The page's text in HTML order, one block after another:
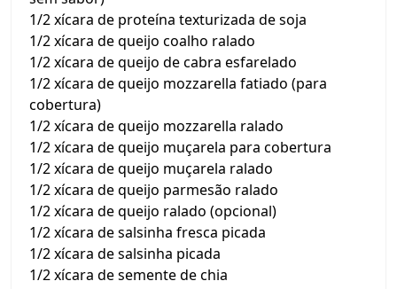
1/2 xícara de proteína texturizada de soja
1/2 xícara de queijo coalho ralado
1/2 xícara de queijo de cabra esfarelado
1/2 xícara de queijo mozzarella fatiado (para
cobertura)
1/2 xícara de queijo mozzarella ralado
1/2 xícara de queijo muçarela para cobertura
1/2 xícara de queijo muçarela ralado
1/2 xícara de queijo parmesão ralado
1/2 xícara de queijo ralado (opcional)
1/2 xícara de salsinha fresca picada
1/2 xícara de salsinha picada
1/2 xícara de semente de chia